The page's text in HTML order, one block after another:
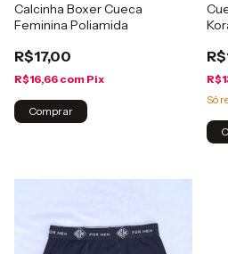
Calcinha Boxer Cueca
Feminina Poliamida
R$17,00
R$16,66 com Pix
Comprar
Só